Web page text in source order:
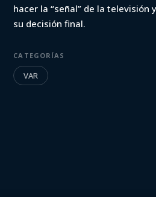
hacer la “señal” de la televisión
su decisión final.
CATEGORÍAS
VAR